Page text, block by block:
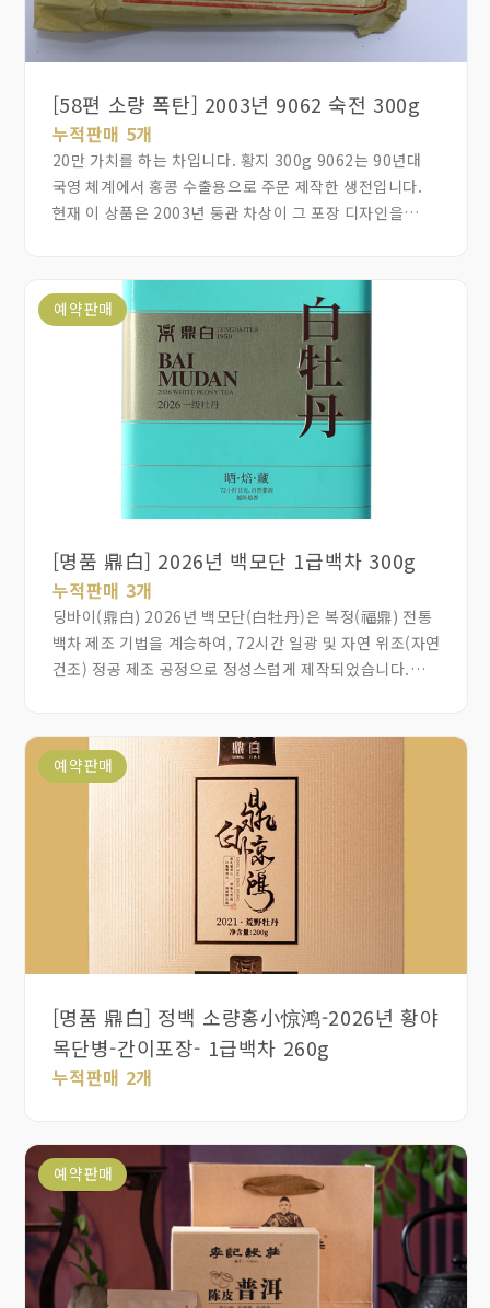
[58편 소량 폭탄] 2003년 9062 숙전 300g
누적판매 5개
20만 가치를 하는 차입니다. 황지 300g 9062는 90년대
국영 체계에서 홍콩 수출용으로 주문 제작한 생전입니다.
현재 이 상품은 2003년 둥관 차상이 그 포장 디자인을
편안하고 탕감 질감이 두터으며 약간의 쓴맛이 느껴집니다.
제조사 표기는 없지만 품질이 매우 우수하며 맛의 부드러움,
찻잎 밑면의 활력과 탄력이 뚜렷하게 보입니다. 노 숙차를
좋아하시는 분께 추천드립니다.
예약판매
[명품 鼎白] 2026년 백모단 1급백차 300g
누적판매 3개
딩바이(鼎白) 2026년 백모단(白牡丹)은 복정(福鼎) 전통
백차 제조 기법을 계승하여, 72시간 일광 및 자연 위조(자연
건조) 정공 제조 공정으로 정성스럽게 제작되었습니다.
단계부터 이미 상쾌하고 부드러우며 단맛이 풍부하고,
꽃향기와 호미향이 그윽하고 풍만하며, 청량한 단맛이 오래
지속되고 여운이 감돌며, 여러 차례 우려내도 여전히
신선하고 달콤하여, 햇빛의 차운을 생생하게 보여줍니다.
차는 5% 이내의 함수율로 엄격히 건차 입고되어
신국가표준보다 우수하며, 후기 진화 잠재력이 뛰어납니다.
300g 대용량 철캔 포장으로 밀봉 보관이 용이하여 향을
잃지 않으며, 즉시 음용하거나 장기 보관용으로
수집하기에도 놓칠 수 없는 우수한 선택입니다.
예약판매
[명품 鼎白] 정백 소량홍小惊鸿-2026년 황야
목단병-간이포장- 1급백차 260g
누적판매 2개
예약판매